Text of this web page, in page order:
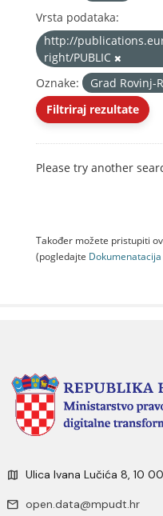
Vrsta podataka:
http://
right/PUBLIC
Oznake:
Grad Rovinj-
Filtriraj rezultate
Please try another
Također možete pristupiti
(pogledajte Dokumenаtаcijа